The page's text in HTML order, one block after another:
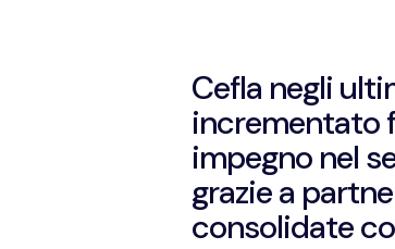
Cefla negli
incrementato
impegno nel
grazie a
consolidate